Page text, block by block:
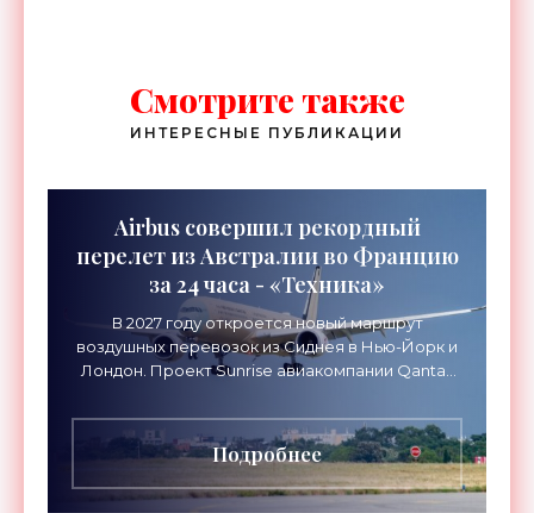
Смотрите также
ИНТЕРЕСНЫЕ ПУБЛИКАЦИИ
Airbus совершил рекордный
перелет из Австралии во Францию
за 24 часа - «Техника»
В 2027 году откроется новый маршрут
воздушных перевозок из Сиднея в Нью-Йорк и
Лондон. Проект Sunrise авиакомпании Qantas
длительностью до 24
Подробнее